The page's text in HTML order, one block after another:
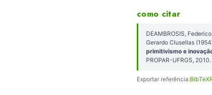
como citar
DEAMBROSIS,
Gerardo Clusellas
primitivismo e
PROPAR-UFRGS,
Exportar referência:BibTeX